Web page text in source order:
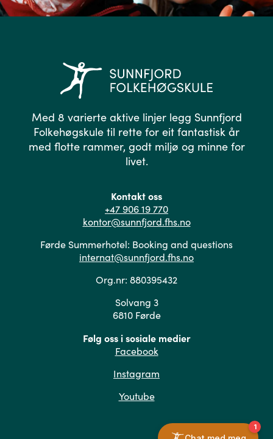
Med 8 varierte aktive linjer legg Sunnfjord
Folkehøgskule til rette for eit fantastisk år
med flotte rammer, godt miljø og minne for
livet.
Kontakt oss
+47 906 19 770
kontor@sunnfjord.fhs.no
Førde Summerhotel: Booking and questions
internat@sunnfjord.fhs.no
Org.nr: 880395432
Solvang 3
6810 Førde
Følg oss i sosiale medier
Facebook
Instagram
Youtube